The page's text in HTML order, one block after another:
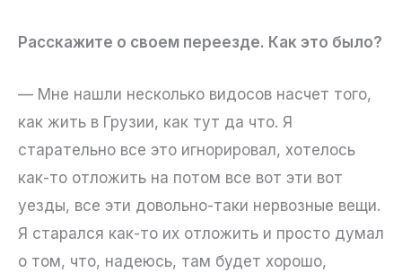
Расскажите о своем переезде. Как это было?
— Мне нашли несколько видосов насчет того,
как жить в Грузии, как тут да что. Я
старательно все это игнорировал, хотелось
как-то отложить на потом все вот эти вот
уезды, все эти довольно-таки нервозные вещи.
Я старался как-то их отложить и просто думал
о том, что, надеюсь, там будет хорошо,